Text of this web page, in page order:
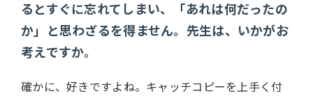
るとすぐに忘れてしまい、「あれは何だったの
か」と思わざるを得ません。先生は、いかがお
考えですか。
確かに、好きですよね。キャッチコピーを上手く付